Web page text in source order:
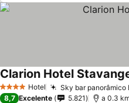
4 EstrelasHotel Sky bar panorâmico
Clarion Hotel
8,7 Excelente 5.821 a 0.3